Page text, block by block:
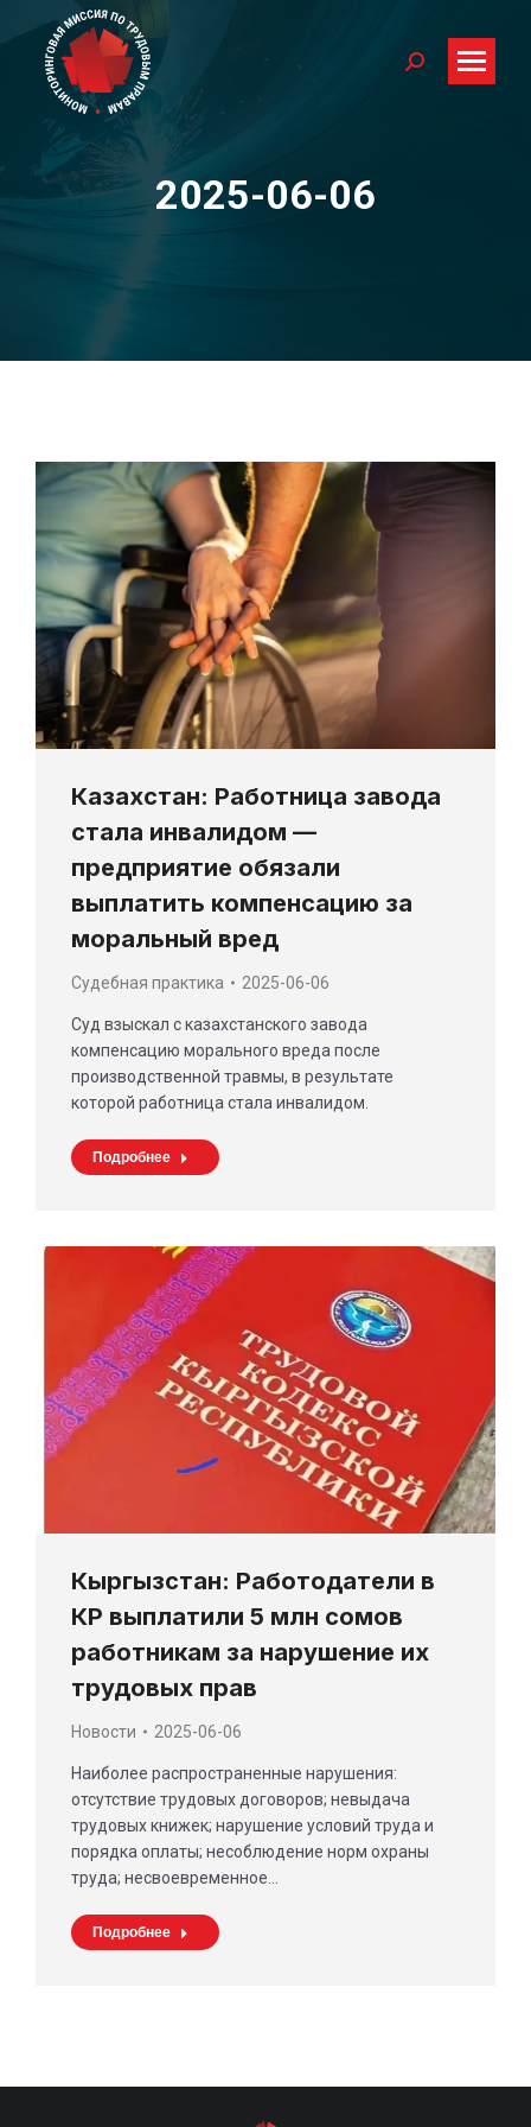
Search:
2025-06-06
You are here:
Казахстан: Работница завода
стала инвалидом —
предприятие обязали
выплатить компенсацию за
моральный вред
Cудебная практика 2025-06-06
Суд взыскал с казахстанского завода
компенсацию морального вреда после
производственной травмы, в результате
которой работница стала инвалидом.
Подробнее
Кыргызстан: Работодатели в
КР выплатили 5 млн сомов
работникам за нарушение их
трудовых прав
Новости 2025-06-06
Наиболее распространенные нарушения:
отсутствие трудовых договоров; невыдача
трудовых книжек; нарушение условий труда и
порядка оплаты; несоблюдение норм охраны
труда; несвоевременное…
Подробнее